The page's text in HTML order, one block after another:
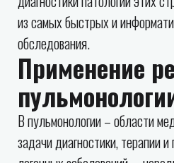
из самых быстрых и
обследования.
Применение
В пульмонологии – области
задачи диагностики, терапии